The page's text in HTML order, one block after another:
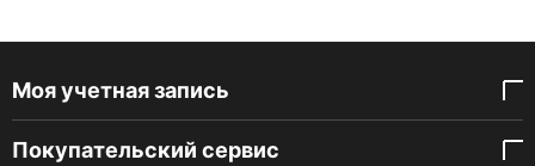
Моя учетная запись
Покупательский сервис